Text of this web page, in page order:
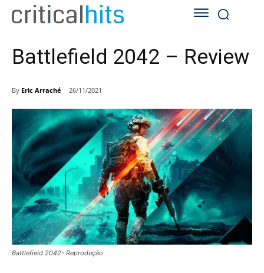
Battlefield 2042 – Review
By Eric Arraché 26/11/2021
Battlefield 2042- Reprodução